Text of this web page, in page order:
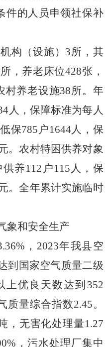
件的人员申领社保补
构（设施）3所，其
，养老床位428张，
村养老设施38所。年
人，保障标准为每人
保785户1644人，保
。农村特困供养对象
养112户115人，保
。全年累计实施临时
象和安全生产
，2023年我县空
到国家空气质量二级
上优良天数达到352
质量综合指数2.45。
，无害化处理量1.27
，污水处理厂集中